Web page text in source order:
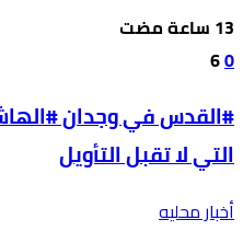
0
6
#القدس في وجدان
التي لا تقبل التأويل
أخبار محليه